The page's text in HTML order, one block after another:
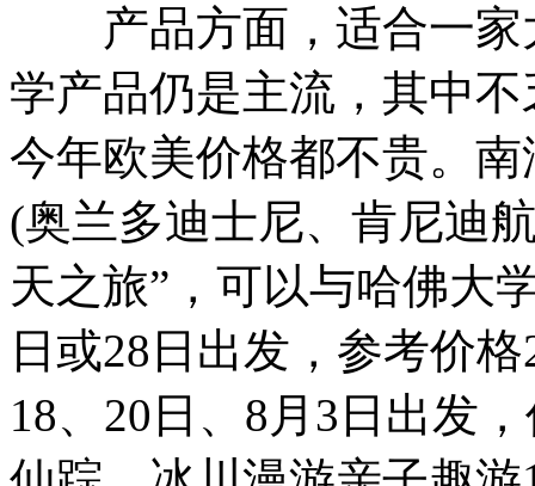
产品方面，适合一家
学产品仍是主流，其中
今年欧美价格都不贵。
(奥兰多迪士尼、肯尼迪
天之旅”，可以与哈佛大
日或28日出发，参考价
18、20日、8月3日出发